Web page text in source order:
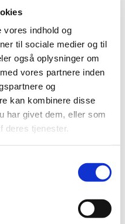
vores indhold og
til sociale medier og til
også oplysninger om
vores partnere inden
og
kan kombinere disse
har givet dem, eller som
deres tjenester.
Inc
R-2017-40
2018012565
Frame Website